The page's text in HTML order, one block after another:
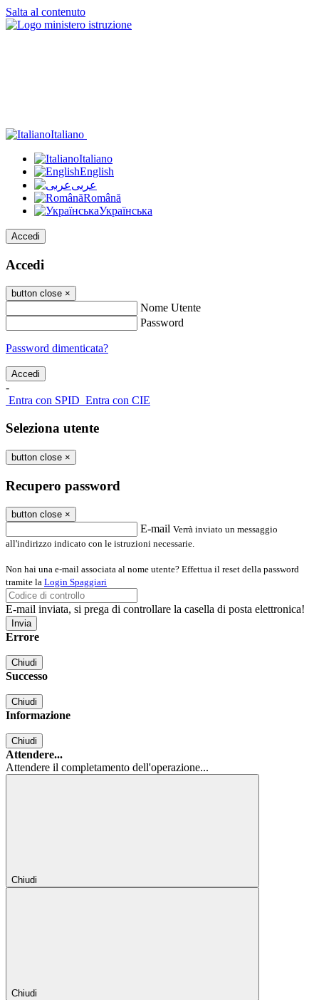
Salta al contenuto
Italiano
Italiano
English
عربى
Română
Українська
Accedi
Accedi
button close ×
Nome Utente
Password
Password dimenticata?
-
Entra con SPID Entra con CIE
Seleziona utente
button close ×
Recupero password
button close ×
E-mail Verrà inviato un messaggio
all'indirizzo indicato con le istruzioni necessarie.
Non hai una e-mail associata al nome utente? Effettua il reset della password
tramite la Login Spaggiari
E-mail inviata, si prega di controllare la casella di posta elettronica!
Errore
Chiudi
Successo
Chiudi
Informazione
Chiudi
Attendere...
Attendere il completamento dell'operazione...
Chiudi
Chiudi